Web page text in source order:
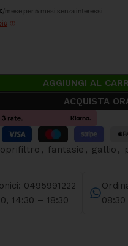
/mese per 5 mesi senza interessi
AGGIUNGI AL
ACQUISTA
, fantasie , gallio ,
0495991222
14:30 – 18:30
08:30